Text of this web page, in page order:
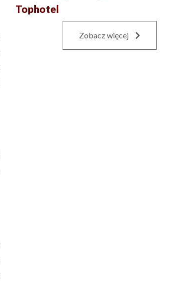
Tophotel
Zobacz więcej